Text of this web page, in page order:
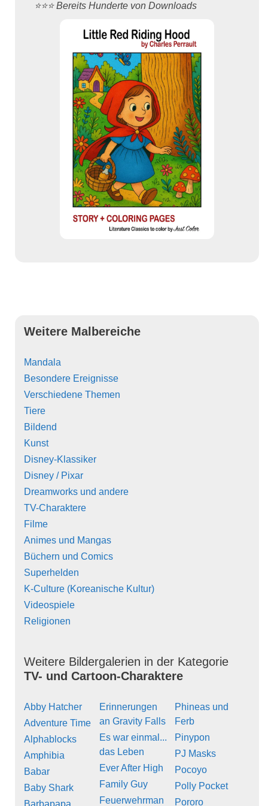
⭐️⭐️⭐️ Bereits Hunderte von Downloads
Weitere Malbereiche
Mandala
Besondere Ereignisse
Verschiedene Themen
Tiere
Bildend
Kunst
Disney-Klassiker
Disney / Pixar
Dreamworks und andere
TV-Charaktere
Filme
Animes und Mangas
Büchern und Comics
Superhelden
K-Culture (Koreanische Kultur)
Videospiele
Religionen
Weitere Bildergalerien in der Kategorie
TV- und Cartoon-Charaktere
Abby Hatcher
Adventure Time
Alphablocks
Amphibia
Babar
Baby Shark
Erinnerungen
an Gravity Falls
Es war einmal...
das Leben
Ever After High
Family Guy
Feuerwehrman
Phineas und
Ferb
Pinypon
PJ Masks
Pocoyo
Polly Pocket
Pororo